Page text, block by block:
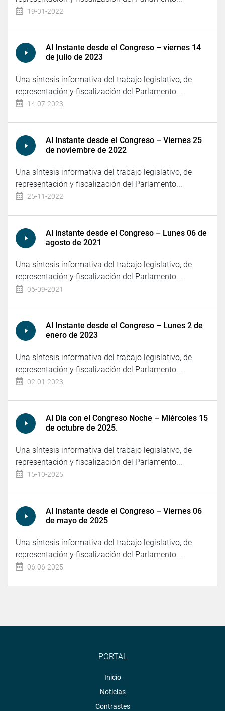
19-01-2022
Al Instante desde el Congreso – viernes 14
de julio de 2023
Una síntesis informativa del trabajo legislativo, de
representación y fiscalización del Parlamento...
14-07-2023
Al Instante desde el Congreso – Viernes 25
de noviembre de 2022
Una síntesis informativa del trabajo legislativo, de
representación y fiscalización del Parlamento...
25-11-2022
Al instante desde el Congreso – Lunes 06 de
agosto de 2021
Una síntesis informativa del trabajo legislativo, de
representación y fiscalización del Parlamento...
06-09-2021
Al Instante desde el Congreso – Lunes 2 de
enero de 2023
Una síntesis informativa del trabajo legislativo, de
representación y fiscalización del Parlamento...
02-01-2023
Al Día con el Congreso Noche – Miércoles 15
de octubre de 2025.
Una síntesis informativa del trabajo legislativo, de
representación y fiscalización del Parlamento...
15-10-2025
Al Instante desde el Congreso – Viernes 06
de mayo de 2025
Una síntesis informativa del trabajo legislativo, de
representación y fiscalización del Parlamento...
06-06-2025
PORTAL
Inicio
Noticias
Contrastes